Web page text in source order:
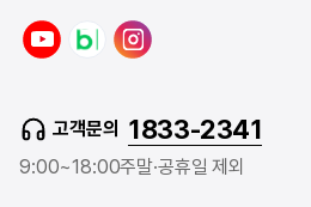
u
n
a
r
l
a
고객문의 1833-2341
9:00~18:00주말·공휴일 제외